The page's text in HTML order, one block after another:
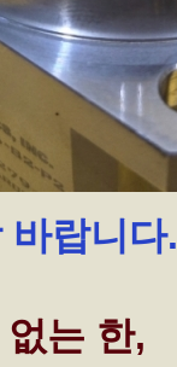
랍니다.
는 한,